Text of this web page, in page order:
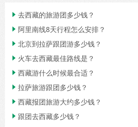
 去西藏的旅游团多少钱？
 阿里南线8天行程怎么安排？
 北京到拉萨跟团游多少钱？
 火车去西藏最佳路线是？
 西藏游什么时候最合适？
 拉萨旅游跟团多少钱？
 西藏报团旅游大约多少钱？
 跟团去西藏多少钱？